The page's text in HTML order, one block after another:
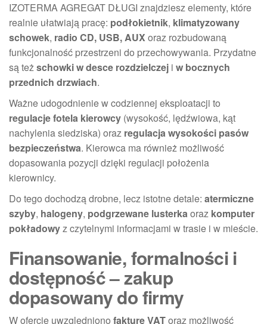
IZOTERMA AGREGAT DŁUGI znajdziesz elementy, które
realnie ułatwiają pracę: podłokietnik, klimatyzowany
schowek, radio CD, USB, AUXoraz rozbudowaną
funkcjonalność przestrzeni do przechowywania. Przydatne
są teżschowki w desce rozdzielczej i w bocznych
przednich drzwiach.
Ważne udogodnienie w codziennej eksploatacji to
regulacje fotela kierowcy (wysokość, lędźwiowa, kąt
nachylenia siedziska) oraz regulacja wysokości pasów
bezpieczeństwa. Kierowca ma również możliwość
dopasowania pozycji dzięki regulacji położenia
kierownicy.
Do tego dochodzą drobne, lecz istotne detale: atermiczne
szyby, halogeny, podgrzewane lusterkaoraz komputer
pokładowyz czytelnymi informacjami w trasie i w mieście.
Finansowanie, formalności i
dostępność – zakup
dopasowany do firmy
W ofercie uwzględniono fakturę VAToraz możliwość